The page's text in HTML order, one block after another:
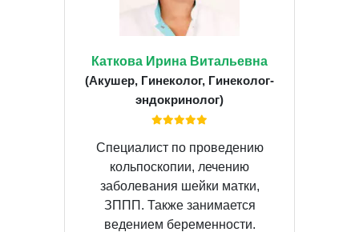
Каткова Ирина Витальевна
(Акушер, Гинеколог, Гинеколог-
эндокринолог)
Специалист по проведению
кольпоскопии, лечению
заболевания шейки матки,
ЗППП. Также занимается
ведением беременности.